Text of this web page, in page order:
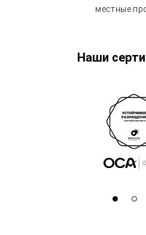
местные
Наши